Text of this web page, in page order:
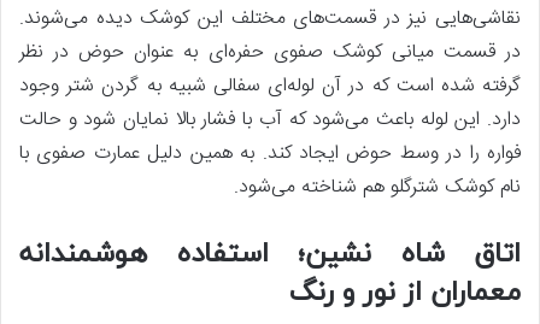
نقاشی‌هایی نیز در قسمت‌های مختلف این کوشک دیده می‌شوند.
در قسمت میانی کوشک صفوی حفره‌ای به عنوان حوض در نظر
گرفته شده است که در آن لوله‌ای سفالی شبیه به گردن شتر وجود
دارد. این لوله باعث می‌شود که آب با فشار بالا نمایان شود و حالت
فواره را در وسط حوض ایجاد کند. به همین دلیل عمارت صفوی با
نام کوشک شترگلو هم شناخته می‌شود.
اتاق شاه نشین؛ استفاده هوشمندانه
معماران از نور و رنگ